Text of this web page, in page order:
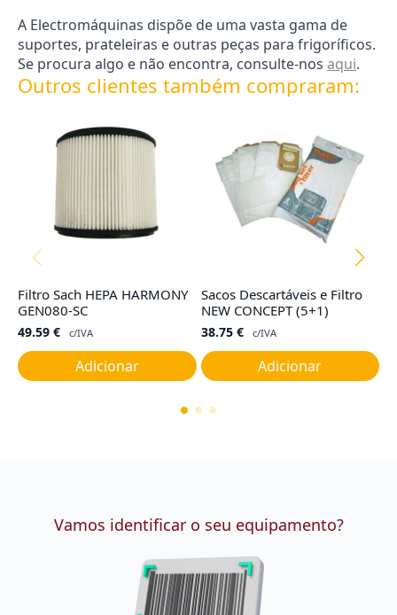
A Electromáquinas dispõe de uma vasta gama de
suportes, prateleiras e outras peças para frigoríficos.
Se procura algo e não encontra, consulte-nos aqui.
Outros clientes também compraram:
Filtro Sach HEPA HARMONY
GEN080-SC
49.59 € c/IVA
Adicionar
Sacos Descartáveis e Filtro
NEW CONCEPT (5+1)
38.75 € c/IVA
Adicionar
Vamos identificar o seu equipamento?